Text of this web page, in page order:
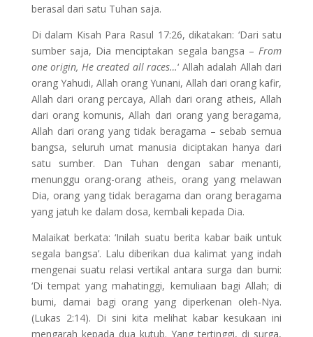
berasal dari satu Tuhan saja.
Di dalam Kisah Para Rasul 17:26, dikatakan: ‘Dari satu
sumber saja, Dia menciptakan segala bangsa –From
one origin, He created all races…‘ Allah adalah Allah dari
orang Yahudi, Allah orang Yunani, Allah dari orang kafir,
Allah dari orang percaya, Allah dari orang atheis, Allah
dari orang komunis, Allah dari orang yang beragama,
Allah dari orang yang tidak beragama – sebab semua
bangsa, seluruh umat manusia diciptakan hanya dari
satu sumber. Dan Tuhan dengan sabar menanti,
menunggu orang-orang atheis, orang yang melawan
Dia, orang yang tidak beragama dan orang beragama
yang jatuh ke dalam dosa, kembali kepada Dia.
Malaikat berkata: ‘Inilah suatu berita kabar baik untuk
segala bangsa’. Lalu diberikan dua kalimat yang indah
mengenai suatu relasi vertikal antara surga dan bumi:
‘Di tempat yang mahatinggi, kemuliaan bagi Allah; di
bumi, damai bagi orang yang diperkenan oleh-Nya.
(Lukas 2:14). Di sini kita melihat kabar kesukaan ini
mengarah kepada dua kutub. Yang tertinggi, di surga,